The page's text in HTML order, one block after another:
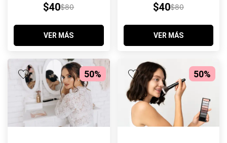
$80
$40
VER MÁS
$80
$40
VER MÁS
50% 50%